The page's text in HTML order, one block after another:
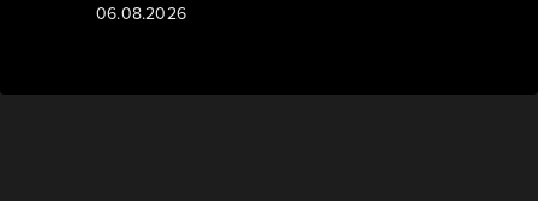
06.08.2026